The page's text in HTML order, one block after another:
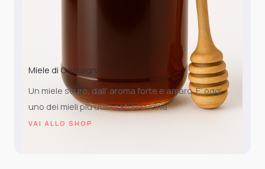
Miele di Castagno
Un miele scuro, dall’ aroma forte e amaro. E’ oggi
uno dei mieli più utilizzati in cucina
VAI ALLO SHOP